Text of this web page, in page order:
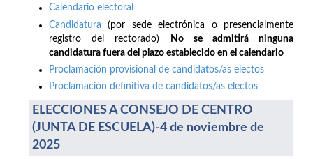
Calendario electoral
Candidatura (por sede electrónica o presencialmente
registro del rectorado)
No se admitirá ninguna
candidatura fuera del plazo establecido en el calendario
Proclamación provisional de candidatos/as electos
Proclamación definitiva de candidatos/as electos
ELECCIONES A CONSEJO DE CENTRO
(JUNTA DE ESCUELA)-4 de noviembre de
2025